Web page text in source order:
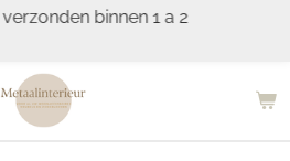
binnen 1 a 2